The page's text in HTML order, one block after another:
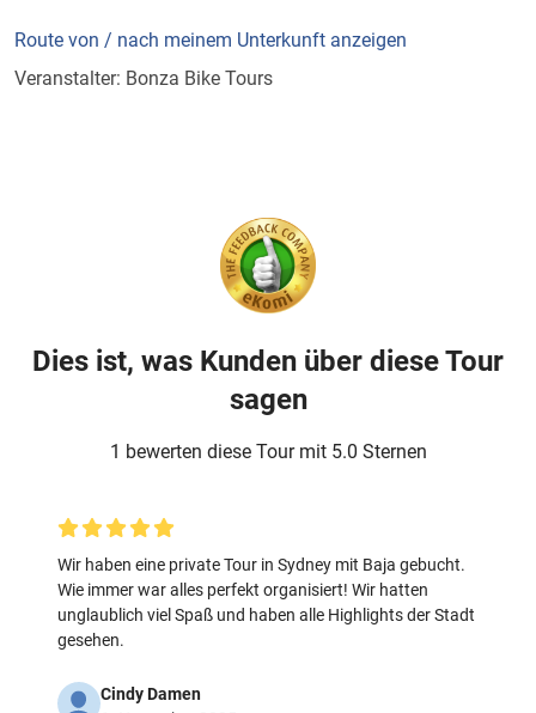
Route von / nach meinem Unterkunft anzeigen
Veranstalter: Bonza Bike Tours
Dies ist, was Kunden über diese Tour
sagen
1 bewerten diese Tour mit 5.0 Sternen
Wir haben eine private Tour in Sydney mit Baja gebucht.
Wie immer war alles perfekt organisiert! Wir hatten
unglaublich viel Spaß und haben alle Highlights der Stadt
gesehen.
Cindy Damen